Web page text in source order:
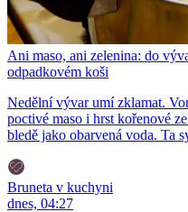
Ani maso, ani zelenina: do
odpadkovém koši
Nedělní vývar umí zklamat.
poctivé maso i hrst kořenové
bledě jako obarvená voda. Ta
Bruneta v kuchyni
dnes, 04:27